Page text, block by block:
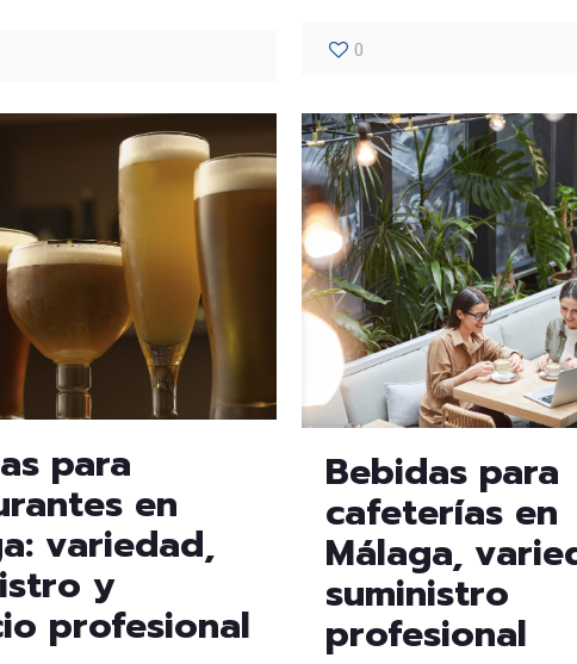
0
para
en
variedad,
y
profesional
Bebidas para
cafeterías en
Málaga,
suministro
profesional